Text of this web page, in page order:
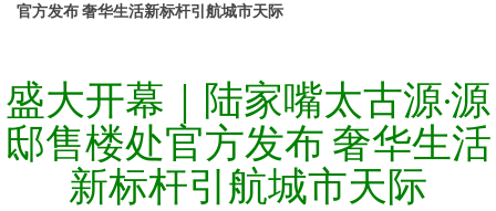
官方发布 奢华生活新标杆引航城市天际
盛大开幕｜陆家嘴太古源·源
邸售楼处官方发布 奢华生活
新标杆引航城市天际